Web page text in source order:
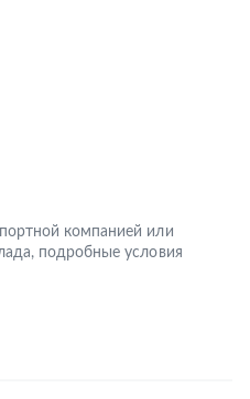
компанией или
подробные условия